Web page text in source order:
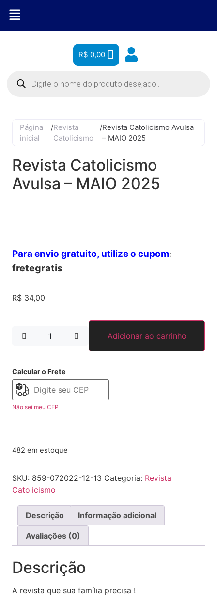
R$ 0,00
Página
inicial
/Revista
Catolicismo
/Revista Catolicismo Avulsa
– MAIO 2025
Revista Catolicismo
Avulsa – MAIO 2025
Para envio gratuito, utilize o cupom:
fretegratis
R$ 34,00
Adicionar ao carrinho
Calcular o Frete
Não sei meu CEP
482 em estoque
SKU: 859-072022-12-13 Categoria: Revista
Catolicismo
Descrição Informação adicional
Avaliações (0)
Descrição
A revista que sua família precisa !